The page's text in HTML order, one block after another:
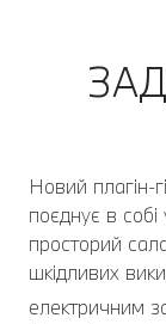
Новий плагін-
поєднує в собі
просторий
шкідливих
електричним